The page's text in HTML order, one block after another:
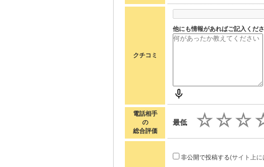
クチコミ
他にも情報があればご記入くだ
電話相手
の
総合評価
最低
非公開で投稿する(サイト上に